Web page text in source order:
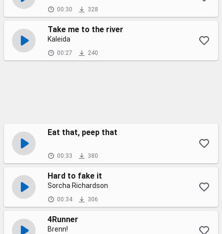
00:30 328
Take me to the river
Kaleida
00:27 240
Eat that, peep that
00:33 380
Hard to fake it
Sorcha Richardson
00:34 306
4Runner
Brenn!